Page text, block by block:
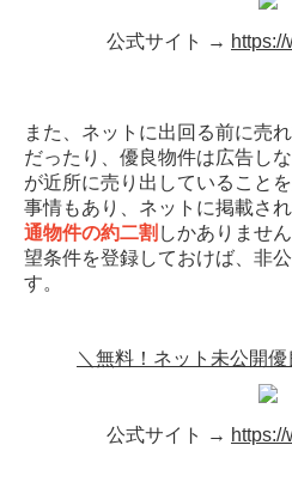
公式サイト →
また、ネットに出回る前に売
だったり、優良物件は広告し
が近所に売り出していること
事情もあり、ネットに掲載さ
通物件の約二割 しかありませ
望条件を登録しておけば、非
す。
＼無料！ネット未公開
公式サイト →